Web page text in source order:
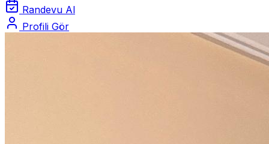
Randevu Al
Profili Gör